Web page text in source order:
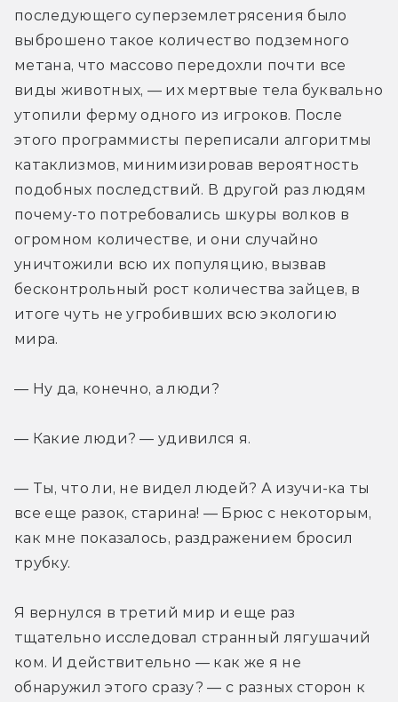
последующего суперземлетрясения было
выброшено такое количество подземного
метана, что массово передохли почти все
виды животных, — их мертвые тела буквально
утопили ферму одного из игроков. После
этого программисты переписали алгоритмы
катаклизмов, минимизировав вероятность
подобных последствий. В другой раз людям
почему-то потребовались шкуры волков в
огромном количестве, и они случайно
уничтожили всю их популяцию, вызвав
бесконтрольный рост количества зайцев, в
итоге чуть не угробивших всю экологию
мира.
— Ну да, конечно, а люди?
— Какие люди? — удивился я.
— Ты, что ли, не видел людей? А изучи-ка ты
все еще разок, старина! — Брюс с некоторым,
как мне показалось, раздражением бросил
трубку.
Я вернулся в третий мир и еще раз
тщательно исследовал странный лягушачий
ком. И действительно — как же я не
обнаружил этого сразу? — с разных сторон к